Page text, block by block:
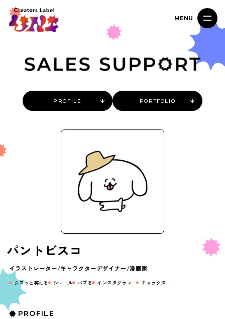
MENU
PROFILE PORTFOLIO
パントビスコ
イラストレーター キャラクターデザイナー 漫画家
クスっと笑える シュール バズる インスタグラマー キャラクター
PROFILE